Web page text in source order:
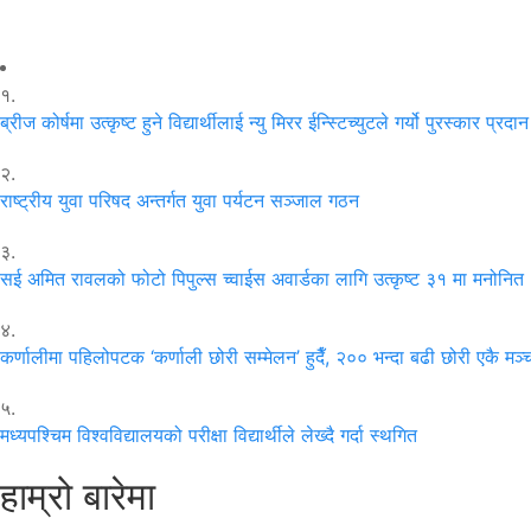
१.
ब्रीज कोर्षमा उत्कृष्ट हुने विद्यार्थीलाई न्यु मिरर ईन्स्टिच्युटले गर्यो पुरस्कार प्रदान
२.
राष्ट्रीय युवा परिषद अन्तर्गत युवा पर्यटन सञ्जाल गठन
३.
सई अमित रावलको फोटो पिपुल्स च्वाईस अवार्डका लागि उत्कृष्ट ३१ मा मनोनित
४.
कर्णालीमा पहिलोपटक ‘कर्णाली छोरी सम्मेलन’ हुदैँ, २०० भन्दा बढी छोरी एकै
५.
मध्यपश्चिम विश्वविद्यालयको परीक्षा विद्यार्थीले लेख्दै गर्दा स्थगित
हाम्रो बारेमा